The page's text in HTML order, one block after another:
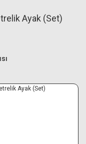
Alışverişe
Ayak (Set)